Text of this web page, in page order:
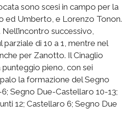
sono scesi in campo per la
ed Umberto, e Lorenzo Tonon.
successivo,
di 10 a 1, mentre nel
per Zanotto. Il Cinaglio
pieno, con sei
la formazione del Segno
Segno Due-Castellaro 10-13;
12; Castellaro 6; Segno Due